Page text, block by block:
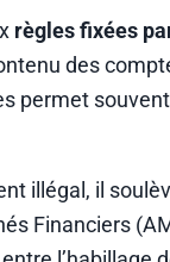
règles fixées
des
permet
illégal, il
Financiers